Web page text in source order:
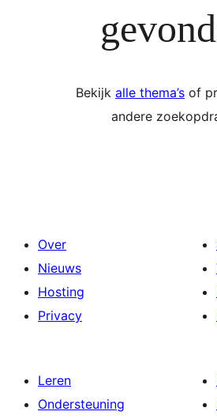
Bekijk alle thema’s of
andere
Over
Nieuws
Hosting
Privacy
Leren
Ondersteuning